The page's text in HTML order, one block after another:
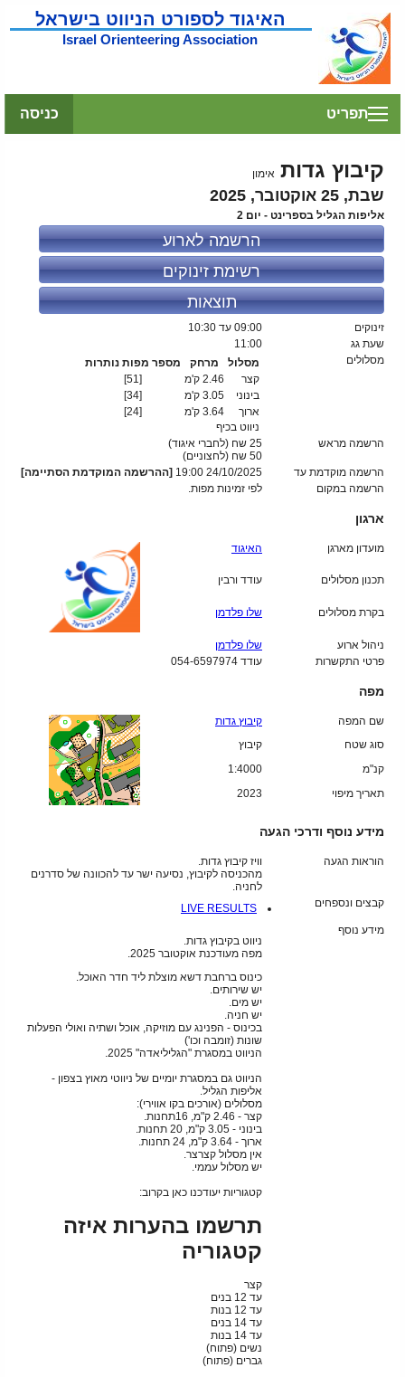
האיגוד לספורט הניווט בישראל
Israel Orienteering Association
כניסה תפריט
קיבוץ גדות אימון
שבת, 25 אוקטובר, 2025
אליפות הגליל בספרינט - יום 2
הרשמה לארוע
רשימת זינוקים
תוצאות
זינוקים 09:00 עד 10:30
שעת גג
11:00
מסלולים
מסלול מרחק
מספר מפות נותרות
קצר
2.46 ק'מ
[51]
בינוני
3.05 ק'מ
[34]
ארוך
3.64 ק'מ
[24]
ניווט בכיף
הרשמה מראש
25 שח (לחברי איגוד)
50 שח (לחצוניים)
הרשמה מוקדמת עד
24/10/2025 19:00
[ההרשמה המוקדמת הסתיימה]
הרשמה במקום
לפי זמינות מפות.
ארגון
מועדון מארגן האיגוד
תכנון מסלולים עודד ורבין
בקרת מסלולים שלו פלדמן
ניהול ארוע
שלו פלדמן
פרטי התקשרות
עודד 054-6597974
מפה
שם המפה
קיבוץ גדות
סוג שטח
קיבוץ
קנ"מ
1:4000
תאריך מיפוי
2023
מידע נוסף ודרכי הגעה
הוראות הגעה
וויז קיבוץ גדות.
מהכניסה לקיבוץ, נסיעה ישר עד להכוונה של סדרנים
לחניה.
קבצים ונספחים
LIVE RESULTS
מידע נוסף
ניווט בקיבוץ גדות.
מפה מעודכנת אוקטובר 2025.
כינוס ברחבת דשא מוצלת ליד חדר האוכל.
יש שירותים.
יש מים.
יש חניה.
בכינוס - הפנינג עם מוזיקה, אוכל ושתיה ואולי הפעלות
שונות (זומבה וכו')
הניווט במסגרת "הגליליאדה" 2025.
הניווט גם במסגרת יומיים של ניווטי מאוץ בצפון -
אליפות הגליל.
מסלולים (אורכים בקו אווירי):
קצר - 2.46 ק"מ, 16תחנות.
בינוני - 3.05 ק"מ, 20 תחנות.
ארוך - 3.64 ק"מ, 24 תחנות.
אין מסלול קצרצר.
יש מסלול עממי.
קטגוריות יעודכנו כאן בקרוב:
תרשמו בהערות איזה
קטגוריה
קצר
עד 12 בנים
עד 12 בנות
עד 14 בנים
עד 14 בנות
נשים (פתוח)
גברים (פתוח)